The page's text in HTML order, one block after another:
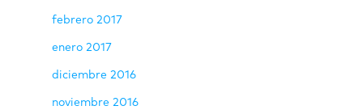
febrero 2017
enero 2017
diciembre 2016
noviembre 2016